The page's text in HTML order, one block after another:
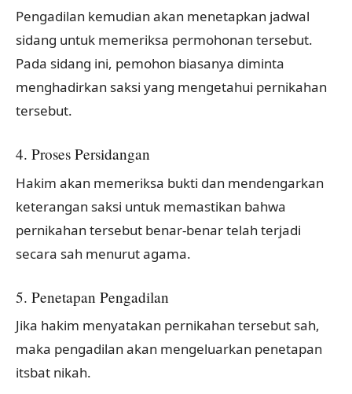
Pengadilan kemudian akan menetapkan jadwal
sidang untuk memeriksa permohonan tersebut.
Pada sidang ini, pemohon biasanya diminta
menghadirkan saksi yang mengetahui pernikahan
tersebut.
4. Proses Persidangan
Hakim akan memeriksa bukti dan mendengarkan
keterangan saksi untuk memastikan bahwa
pernikahan tersebut benar-benar telah terjadi
secara sah menurut agama.
5. Penetapan Pengadilan
Jika hakim menyatakan pernikahan tersebut sah,
maka pengadilan akan mengeluarkan penetapan
itsbat nikah.